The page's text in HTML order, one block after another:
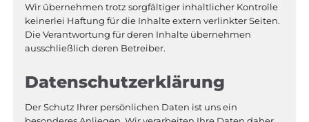
Wir übernehmen trotz sorgfältiger inhaltlicher Kontrolle
keinerlei Haftung für die Inhalte extern verlinkter Seiten.
Die Verantwortung für deren Inhalte übernehmen
ausschließlich deren Betreiber.
Datenschutzerklärung
Der Schutz Ihrer persönlichen Daten ist uns ein